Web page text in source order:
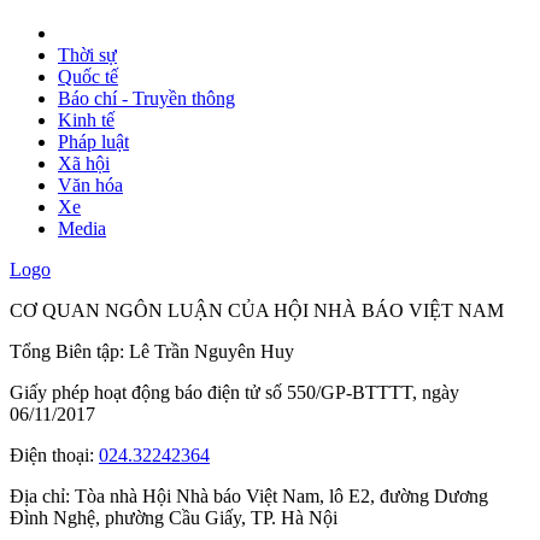
Thời sự
Quốc tế
Báo chí - Truyền thông
Kinh tế
Pháp luật
Xã hội
Văn hóa
Xe
Media
Logo
CƠ QUAN NGÔN LUẬN CỦA HỘI NHÀ BÁO VIỆT NAM
Tổng Biên tập: Lê Trần Nguyên Huy
Giấy phép hoạt động báo điện tử số 550/GP-BTTTT, ngày
06/11/2017
Điện thoại: 024.32242364
Địa chỉ: Tòa nhà Hội Nhà báo Việt Nam, lô E2, đường Dương
Đình Nghệ, phường Cầu Giấy, TP. Hà Nội